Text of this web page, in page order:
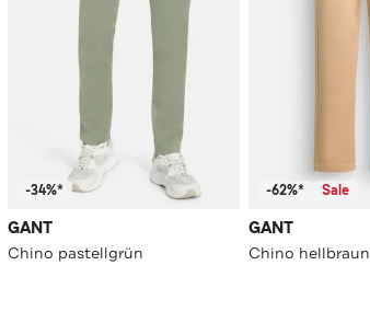
-34%*
GANT
Chino pastellgrün
-62%* Sale
GANT
Chino hellbraun